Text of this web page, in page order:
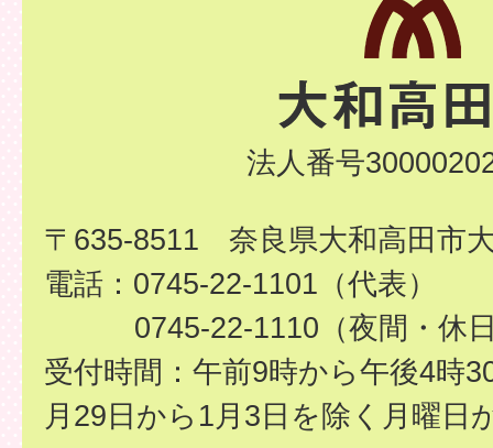
法人番号
〒635-8511 奈良県大和高田市
電話：0745-22-1101（代表）
0745-22-1110（夜間・休
受付時間：午前9時から午後4時
月29日から1月3日を除く月曜日